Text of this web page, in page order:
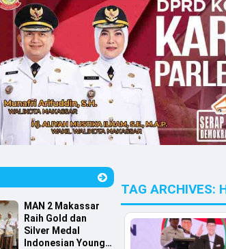
MAN 2 Makassar
Raih Gold dan
Silver Medal
Indonesian Young
TAG ARCHIVES: